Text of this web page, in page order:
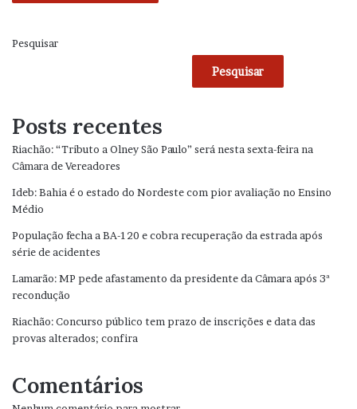
Pesquisar
Pesquisar
Posts recentes
Riachão: “Tributo a Olney São Paulo” será nesta sexta-feira na
Câmara de Vereadores
Ideb: Bahia é o estado do Nordeste com pior avaliação no Ensino
Médio
População fecha a BA-120 e cobra recuperação da estrada após
série de acidentes
Lamarão: MP pede afastamento da presidente da Câmara após 3ª
recondução
Riachão: Concurso público tem prazo de inscrições e data das
provas alterados; confira
Comentários